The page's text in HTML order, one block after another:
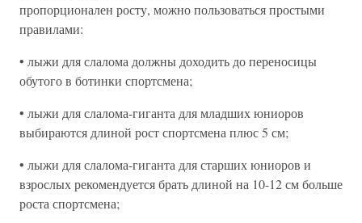
пропорционален росту, можно пользоваться простыми
правилами:
• лыжи для слалома должны доходить до переносицы
обутого в ботинки спортсмена;
• лыжи для слалома-гиганта для младших юниоров
выбираются длиной рост спортсмена плюс 5 см;
• лыжи для слалома-гиганта для старших юниоров и
взрослых рекомендуется брать длиной на 10-12 см больше
роста спортсмена;